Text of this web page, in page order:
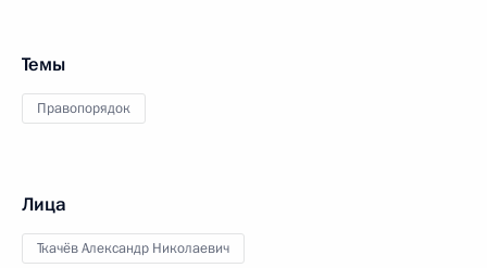
Темы
Правопорядок
Лица
Ткачёв Александр Николаевич